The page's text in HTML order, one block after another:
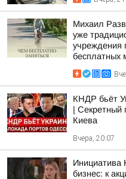
Михаил
уже
учреждения
бесплатных
КНДР бьёт
| Секретный
Киева
Вчера, 20:07
Инициатива
бизнес: к